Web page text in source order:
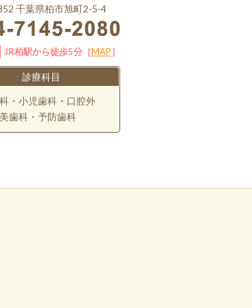
千葉県柏市旭町2-5-4
JR柏駅から徒歩5分［MAP］
診療科目
・小児歯科・口腔外
歯科・予防歯科